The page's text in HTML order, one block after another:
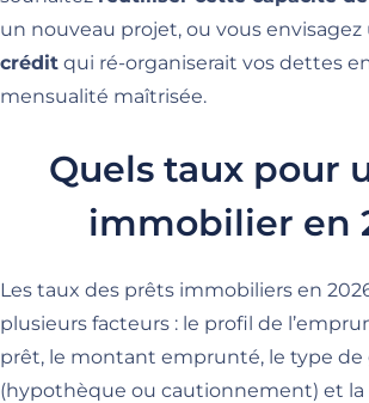
un nouveau projet, ou vous envisagez
crédit qui ré-organiserait vos dettes
mensualité maîtrisée.
Quels taux pour
immobilier en
Les taux des prêts immobiliers en
plusieurs facteurs : le profil de
prêt, le montant emprunté, le type de
(hypothèque ou cautionnement) et